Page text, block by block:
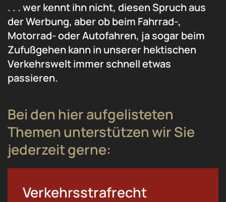
. . . wer kennt ihn nicht, diesen Spruch aus
der Werbung, aber ob beim Fahrrad-,
Motorrad- oder Autofahren, ja sogar beim
Zufußgehen kann in unserer hektischen
Verkehrswelt immer schnell etwas
passieren.
Bei den hier aufgelisteten
Themen unterstützen wir Sie
jederzeit gerne:
Verkehrsstrafrecht